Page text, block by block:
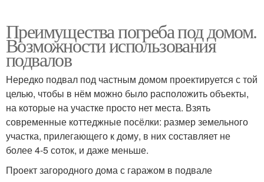
Преимущества погреба под домом.
Возможности использования
подвалов
Нередко подвал под частным домом проектируется с той
целью, чтобы в нём можно было расположить объекты,
на которые на участке просто нет места. Взять
современные коттеджные посёлки: размер земельного
участка, прилегающего к дому, в них составляет не
более 4-5 соток, и даже меньше.
Проект загородного дома с гаражом в подвале